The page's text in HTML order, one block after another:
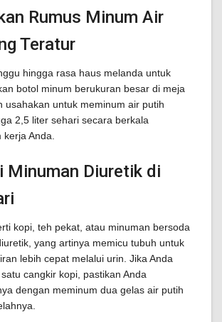
Rumus Minum Air
Teratur
hingga rasa haus melanda untuk
botol minum berukuran besar di meja
usahakan untuk meminum air putih
2,5 liter sehari secara berkala
Anda.
Minuman Diuretik di
kopi, teh pekat, atau minuman bersoda
yang artinya memicu tubuh untuk
lebih cepat melalui urin. Jika Anda
cangkir kopi, pastikan Anda
dengan meminum dua gelas air putih